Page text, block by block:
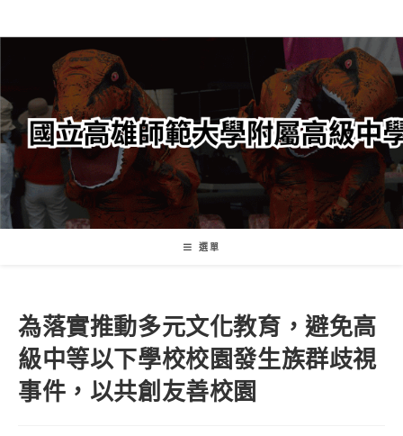
轉
要
內
容
選單
為落實推動多元文化教育，避免高
級中等以下學校校園發生族群歧視
事件，以共創友善校園